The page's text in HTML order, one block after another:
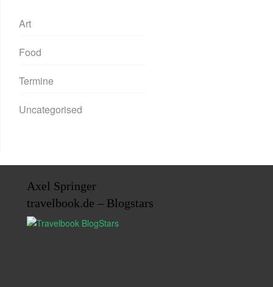
Art
Food
Termine
Uncategorised
Axel Springer
travelbook.de – Blogstars